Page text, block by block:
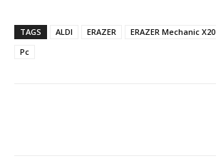
TAGS ALDI ERAZER ERAZER Mechanic X20
Pc